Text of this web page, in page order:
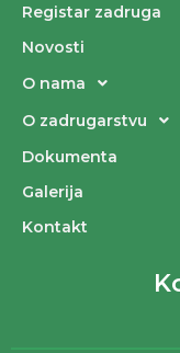
Registar zadruga
Novosti
O nama
O zadrugarstvu
Dokumenta
Galerija
Kontakt